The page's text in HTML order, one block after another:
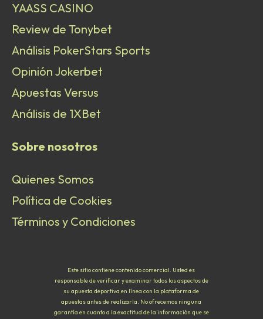
YAASS CASINO
Review de Tonybet
Análisis PokerStars Sports
Opinión Jokerbet
Apuestas Versus
Análisis de 1XBet
Sobre nosotros
Quienes Somos
Política de Cookies
Términos y Condiciones
Este sitio contiene contenido comercial. Usted es
responsable de verificar y examinar todos los aspectos de
su apuesta deportiva en línea con la plataforma de
apuestas antes de realizarla. No ofrecemos ninguna
garantía en cuanto a la exactitud de la información que se